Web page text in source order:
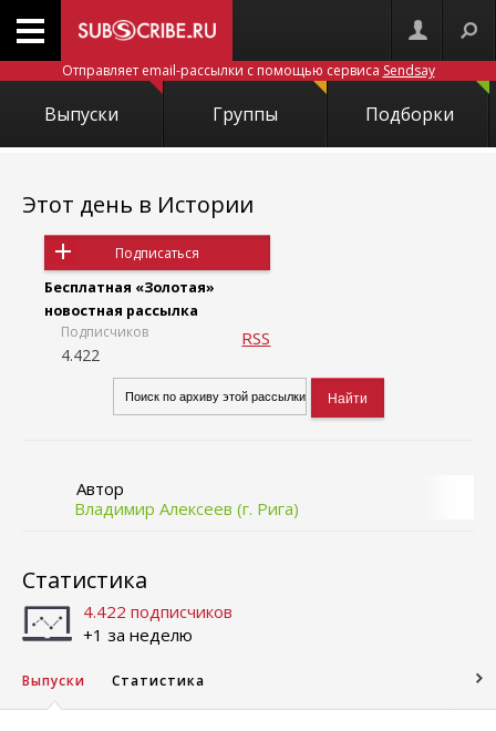
Отправляет email-рассылки с помощью сервиса Sendsay
Выпуски Группы Подборки
Этот день в Истории
Подписаться
Бесплатная «Золотая»
новостная рассылка
Подписчиков
4.422
RSS
Автор
Владимир Алексеев (г. Рига)
Статистика
4.422 подписчиков
+1 за неделю
Выпуски Статистика